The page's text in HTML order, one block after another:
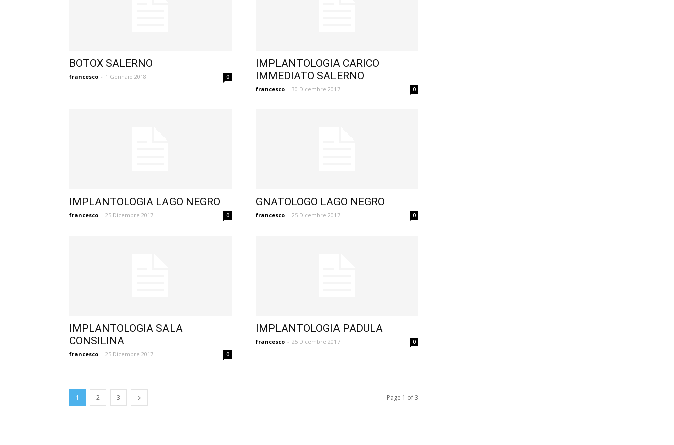
BOTOX SALERNO
francesco - 1 Gennaio 2018 0
IMPLANTOLOGIA CARICO
IMMEDIATO SALERNO
francesco - 30 Dicembre 2017 0
IMPLANTOLOGIA LAGO NEGRO
francesco - 25 Dicembre 2017 0
GNATOLOGO LAGO NEGRO
francesco - 25 Dicembre 2017 0
IMPLANTOLOGIA SALA
CONSILINA
francesco - 25 Dicembre 2017 0
IMPLANTOLOGIA PADULA
francesco - 25 Dicembre 2017 0
1 2 3 Page 1 of 3